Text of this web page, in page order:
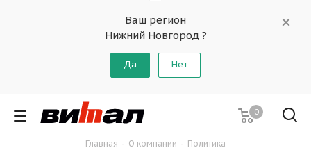
Ваш регион
Нижний Новгород ?
Да Нет
0
Главная - О компании - Политика